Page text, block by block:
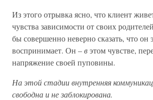
Из этого отрывка ясно, что клиент
чувства зависимости от своих
бы совершенно неверно сказать, что он
воспринимает. Он –вэтом чувстве,
напряжение своей пуповины.
На этой стадии внутренняя
свободна и не заблокирована.